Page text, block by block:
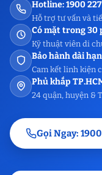
Hotline: 1900
Hỗ trợ tư vấn và
Có mặt trong 30
Kỹ thuật viên di
Bảo hành dài hạn
Cam kết linh kiện
Phủ khắp
24 quận, huyện &
Gọi Ngay: